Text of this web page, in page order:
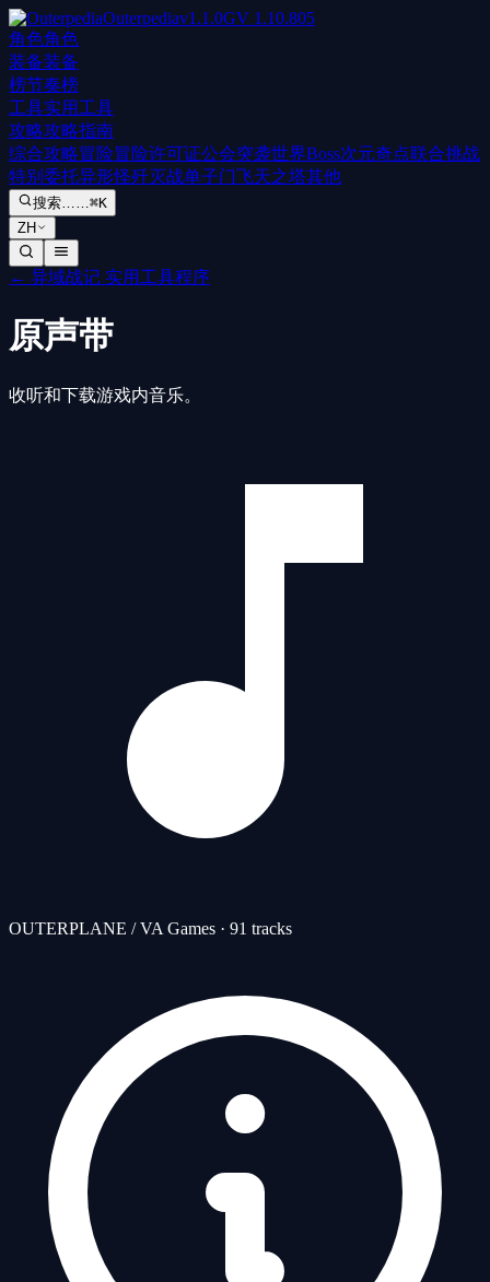
Outerpediav1.1.0GV 1.10.805
角色角色
装备装备
榜节奏榜
工具实用工具
攻略攻略指南
综合攻略冒险冒险许可证公会突袭世界Boss次元奇点联合挑战
特别委托异形怪歼灭战单子门飞天之塔其他
搜索……⌘K
ZH
← 异域战记 实用工具程序
原声带
收听和下载游戏内音乐。
OUTERPLANE / VA Games · 91 tracks